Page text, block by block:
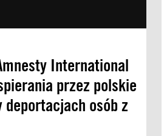
International
przez polskie
deportacjach osób z